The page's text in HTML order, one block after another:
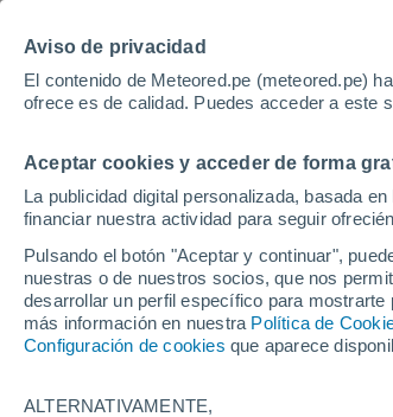
Aviso de privacidad
El contenido de Meteored.pe (meteored.pe)
ofrece es de calidad. Puedes acceder a este
Aceptar cookies y acceder de forma
La publicidad digital personalizada, basada
financiar nuestra actividad para seguir
Pulsando el botón "Aceptar y continuar",
nuestras o de nuestros socios, que nos
desarrollar un perfil específico para
más información en nuestra Política de
Configuración de cookies que aparece
ALTERNATIVAMENTE,